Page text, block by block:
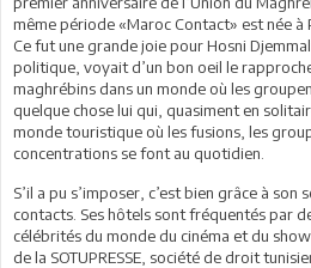
même période «Maroc Contact» est née à
Ce fut une grande joie pour Hosni
politique, voyait d’un bon oeil le
maghrébins dans un monde où les
quelque chose lui qui, quasiment en
monde touristique où les fusions, les
concentrations se font au quotidien.
S’il a pu s’imposer, c’est bien grâce à
contacts. Ses hôtels sont fréquentés par
célébrités du monde du cinéma et du
de la SOTUPRESSE, société de droit